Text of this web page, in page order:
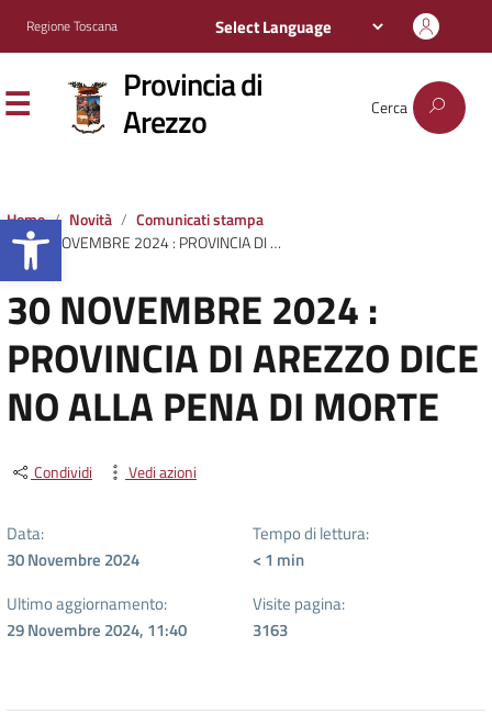
Apri la barra degli strumenti
Regione Toscana
Provincia di
Arezzo Cerca
Home Novità
Comunicati stampa
30 NOVEMBRE 2024 : PROVINCIA DI AREZZO DICE NO ALLA PENA DI MORTE
30 NOVEMBRE 2024 :
PROVINCIA DI AREZZO DICE
NO ALLA PENA DI MORTE
Condividi Vedi azioni
Data:
30 Novembre 2024
Tempo di lettura:
< 1 min
Ultimo aggiornamento:
29 Novembre 2024, 11:40
Visite pagina:
3163